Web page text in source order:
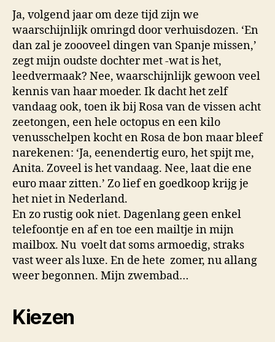
Ja, volgend jaar om deze tijd zijn we
waarschijnlijk omringd door verhuisdozen. ‘En
dan zal je zoooveel dingen van Spanje missen,’
zegt mijn oudste dochter met -wat is het,
leedvermaak? Nee, waarschijnlijk gewoon veel
kennis van haar moeder. Ik dacht het zelf
vandaag ook, toen ik bij Rosa van de vissen acht
zeetongen, een hele octopus en een kilo
venusschelpen kocht en Rosa de bon maar bleef
narekenen: ‘Ja, eenendertig euro, het spijt me,
Anita. Zoveel is het vandaag. Nee, laat die ene
euro maar zitten.’ Zo lief en goedkoop krijg je
het niet in Nederland.
En zo rustig ook niet. Dagenlang geen enkel
telefoontje en af en toe een mailtje in mijn
mailbox. Nu voelt dat soms armoedig, straks
vast weer als luxe. En de hete zomer, nu allang
weer begonnen. Mijn zwembad…
Kiezen